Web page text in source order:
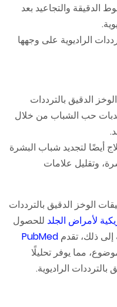
الدقيقة والتجاعيد بعد
الدقيق بالترددات
حب الشباب من خلال
أيضًا لتجديد شباب البشرة
وتقليل علامات
الوخز الدقيق بالترددات
لأمراض الجلد للحصول
ذلك، تقدم PubMed
مما يوفر تحليلًا
الراديوية.